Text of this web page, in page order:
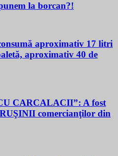
la borcan?!
aproximativ 17 litri
aproximativ 40 de
CARCALACII”: A fost
comercianţilor din